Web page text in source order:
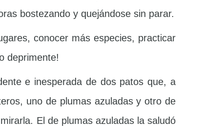
bostezando y quejándose sin parar.
conocer más especies, practicar
deprimente!
e inesperada de dos patos que, a
uno de plumas azuladas y otro de
El de plumas azuladas la saludó